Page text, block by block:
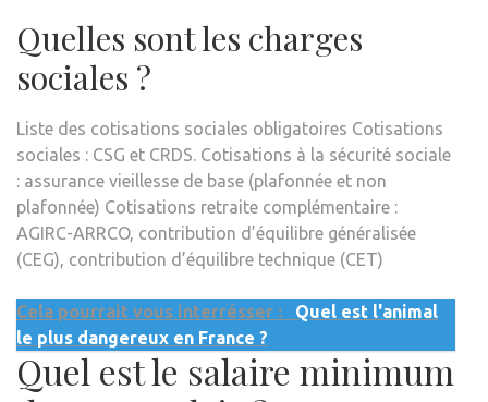
Quelles sont les charges
sociales ?
Liste des cotisations sociales obligatoires Cotisations
sociales : CSG et CRDS. Cotisations à la sécurité sociale
: assurance vieillesse de base (plafonnée et non
plafonnée) Cotisations retraite complémentaire :
AGIRC-ARRCO, contribution d’équilibre généralisée
(CEG), contribution d’équilibre technique (CET)
Cela pourrait vous interrésser :
Quel est l'animal
le plus dangereux en France ?
Quel est le salaire minimum